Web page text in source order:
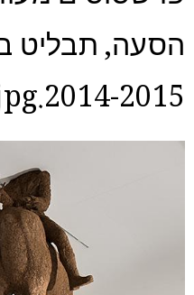
הסעה, תבליט
2014-2015.jpg